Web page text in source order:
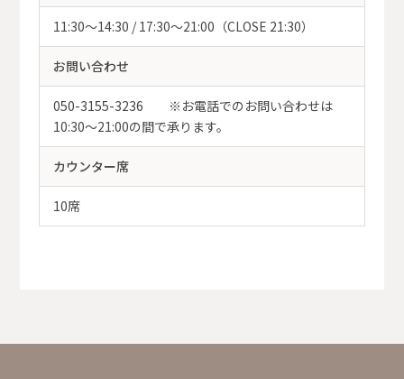
11:30～14:30 / 17:30～21:00（CLOSE 21:30）
お問い合わせ
050-3155-3236 ※お電話でのお問い合わせは
10:30～21:00の間で承ります。
カウンター席
10席